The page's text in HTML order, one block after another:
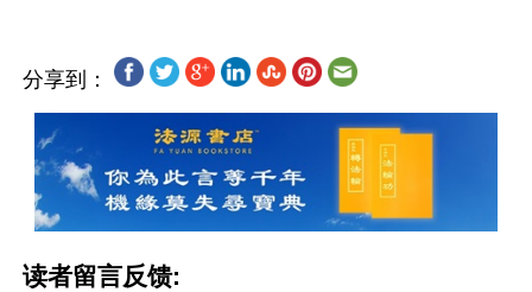
分享到：
读者留言反馈: